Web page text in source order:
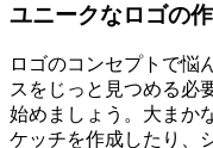
ユニークなロゴの
ロゴのコンセプトで悩
スをじっと見つめる必
始めましょう。大まか
ケッチを作成したり、